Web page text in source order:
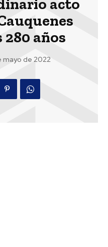
acto
280 años
mayo de 2022